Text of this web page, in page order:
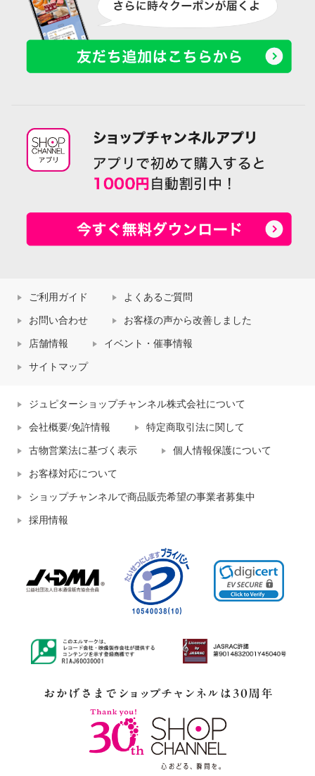
ご利用ガイド よくあるご質問
お問い合わせ お客様の声から改善しました
店舗情報 イベント・催事情報
サイトマップ
ジュピターショップチャンネル株式会社について
会社概要/免許情報 特定商取引法に関して
古物営業法に基づく表示 個人情報保護について
お客様対応について
ショップチャンネルで商品販売希望の事業者募集中
採用情報